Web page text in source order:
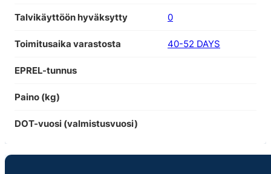
Talvikäyttöön hyväksytty 0
Toimitusaika varastosta 40-52 DAYS
EPREL-tunnus
Paino (kg)
DOT-vuosi (valmistusvuosi)